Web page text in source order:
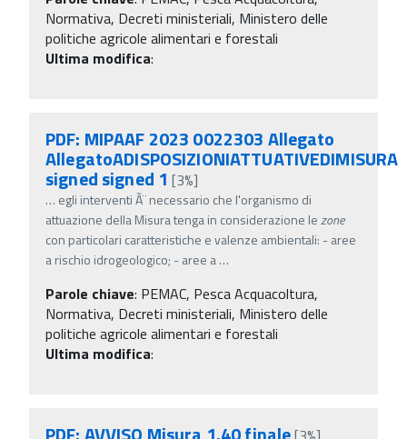
Normativa, Decreti ministeriali, Ministero delle
politiche agricole alimentari e forestali
Ultima modifica:
PDF: MIPAAF 2023 0022303 Allegato
AllegatoADISPOSIZIONIATTUATIVEDIMISURA
signed signed 1[3%]
… egli interventi Ã¨ necessario che l'organismo di
attuazione della Misura tenga in considerazione lezone
con particolari caratteristiche e valenze ambientali: - aree
a rischio idrogeologico; - aree a…
Parole chiave: PEMAC, Pesca Acquacoltura,
Normativa, Decreti ministeriali, Ministero delle
politiche agricole alimentari e forestali
Ultima modifica: